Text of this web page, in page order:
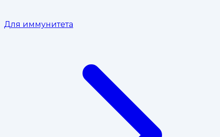
Для иммунитета